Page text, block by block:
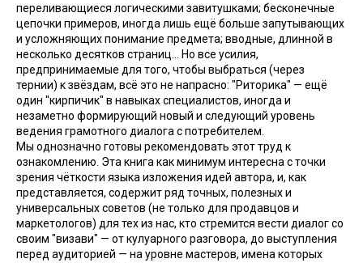
переливающиеся логическими завитушками; бесконечные
цепочки примеров, иногда лишь ещё больше запутывающих
и усложняющих понимание предмета; вводные, длинной в
несколько десятков страниц... Но все усилия,
предпринимаемые для того, чтобы выбраться (через
тернии) к звёздам, всё это не напрасно: "Риторика" — ещё
один "кирпичик" в навыках специалистов, иногда и
незаметно формирующий новый и следующий уровень
ведения грамотного диалога с потребителем.
Мы однозначно готовы рекомендовать этот труд к
ознакомлению. Эта книга как минимум интересна с точки
зрения чёткости языка изложения идей автора, и, как
представляется, содержит ряд точных, полезных и
универсальных советов (не только для продавцов и
маркетологов) для тех из нас, кто стремится вести диалог со
своим "визави" — от кулуарного разговора, до выступления
перед аудиторией — на уровне мастеров, имена которых